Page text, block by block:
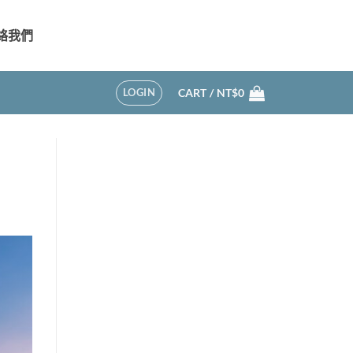
我們
LOGIN CART / NT$0